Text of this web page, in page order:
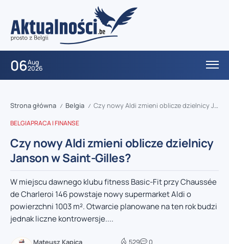
06Aug
2026
Strona główna / Belgia / Czy nowy Aldi zmieni oblicze dzielnicy Janson w Saint-Gilles?
BELGIAPRACA I FINANSE
Czy nowy Aldi zmieni oblicze dzielnicy
Janson w Saint-Gilles?
W miejscu dawnego klubu fitness Basic-Fit przy Chaussée
de Charleroi 146 powstaje nowy supermarket Aldi o
powierzchni 1003 m². Otwarcie planowane na ten rok budzi
jednak liczne kontrowersje....
Mateusz Kapica
529 0